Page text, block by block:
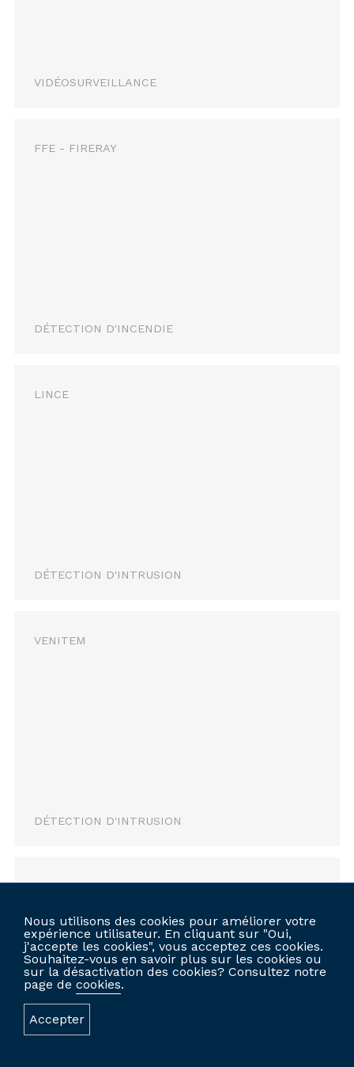
VIDÉOSURVEILLANCE
FFE - FIRERAY
DÉTECTION D'INCENDIE
LINCE
DÉTECTION D'INTRUSION
VENITEM
DÉTECTION D'INTRUSION
VIMO
Nous utilisons des cookies pour améliorer votre
expérience utilisateur. En cliquant sur "Oui,
j'accepte les cookies", vous acceptez ces cookies.
Souhaitez-vous en savoir plus sur les cookies ou
sur la désactivation des cookies? Consultez notre
page de cookies.
Accepter
SITE WEB PERSONNALISÉ